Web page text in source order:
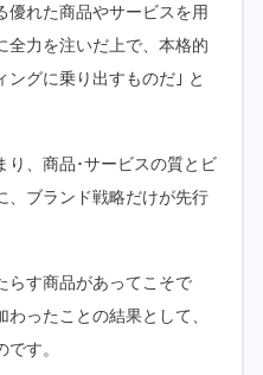
優れた商品やサービスを用
全力を注いだ上で、本格的
グに乗り出すものだ｣ と
り、商品･サービスの質とビ
、ブランド戦略だけが先行
らす商品があってこそで
ったことの結果として、
す。